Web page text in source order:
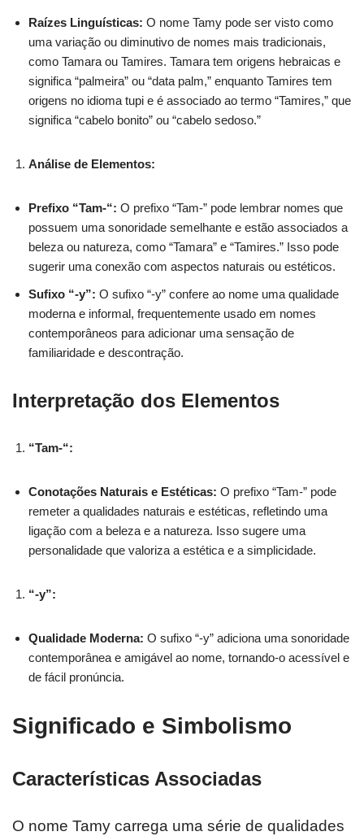
Raízes Linguísticas: O nome Tamy pode ser visto como
uma variação ou diminutivo de nomes mais tradicionais,
como Tamara ou Tamires. Tamara tem origens hebraicas e
significa “palmeira” ou “data palm,” enquanto Tamires tem
origens no idioma tupi e é associado ao termo “Tamires,” que
significa “cabelo bonito” ou “cabelo sedoso.”
Análise de Elementos:
Prefixo “Tam-“: O prefixo “Tam-” pode lembrar nomes que
possuem uma sonoridade semelhante e estão associados a
beleza ou natureza, como “Tamara” e “Tamires.” Isso pode
sugerir uma conexão com aspectos naturais ou estéticos.
Sufixo “-y”: O sufixo “-y” confere ao nome uma qualidade
moderna e informal, frequentemente usado em nomes
contemporâneos para adicionar uma sensação de
familiaridade e descontração.
Interpretação dos Elementos
“Tam-“:
Conotações Naturais e Estéticas: O prefixo “Tam-” pode
remeter a qualidades naturais e estéticas, refletindo uma
ligação com a beleza e a natureza. Isso sugere uma
personalidade que valoriza a estética e a simplicidade.
“-y”:
Qualidade Moderna: O sufixo “-y” adiciona uma sonoridade
contemporânea e amigável ao nome, tornando-o acessível e
de fácil pronúncia.
Significado e Simbolismo
Características Associadas
O nome Tamy carrega uma série de qualidades